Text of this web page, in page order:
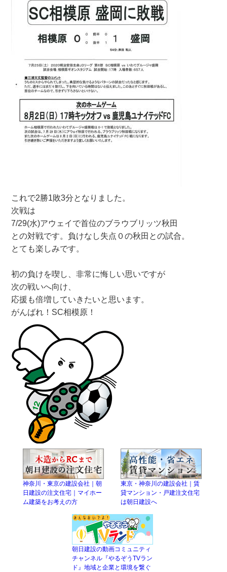
これで2勝1敗3分となりました。
次戦は
7/29(水)アウェイで首位のブラウブリッツ秋田
との対戦です。負けなし失点０の秋田との試合。
とても楽しみです。
初の負けを喫し、非常に悔しい思いですが
次の戦いへ向け、
応援も倍増していきたいと思います。
がんばれ！SC相模原！
神奈川・東京の建設会社｜朝
日建設の注文住宅｜マイホー
ム建築をお考えの方
東京・神奈川の建設会社｜賃
貸マンション・戸建注文住宅
は朝日建設へ
朝日建設の動画コミュニティ
チャンネル『やるぞうTVラン
ド』地域と企業と環境を繋ぐ